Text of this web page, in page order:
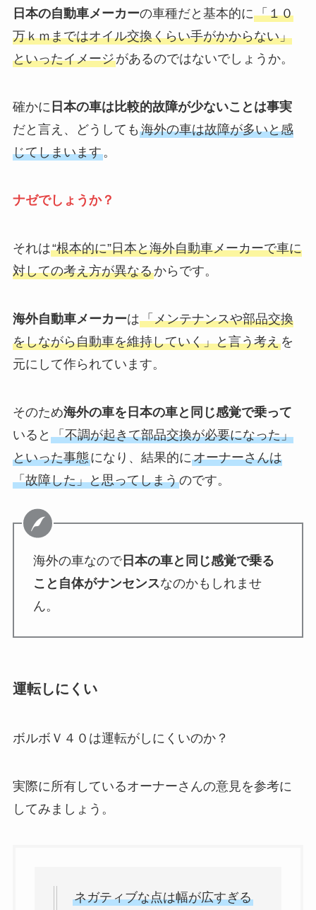
日本の自動車メーカーの車種だと基本的に「１０
万ｋｍまではオイル交換くらい手がかからない」
といったイメージがあるのではないでしょうか。
確かに 日本の車は比較的故障が少ないことは事実
だと言え、どうしても 海外の車は故障が多いと感
じてしまいます。
ナゼでしょうか？
それは“根本的に”日本と海外自動車メーカーで車に
対しての考え方が異なるからです。
海外自動車メーカーは「メンテナンスや部品交換
をしながら自動車を維持していく」と言う考えを
元にして作られています。
そのため海外の車を日本の車と同じ感覚で乗って
いると 「不調が起きて部品交換が必要になった」
といった事態になり、結果的にオーナーさんは
「故障した」と思ってしまうのです。
海外の車なので日本の車と同じ感覚で乗る
こと自体がナンセンスなのかもしれませ
ん。
運転しにくい
ボルボＶ４０は運転がしにくいのか？
実際に所有しているオーナーさんの意見を参考に
してみましょう。
ネガティブな点は幅が広すぎる